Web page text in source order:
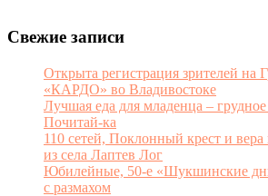
Свежие записи
Открыта регистрация зрителей на
«КАРДО» во Владивостоке
Лучшая еда для младенца –
Почитай-ка
110 сетей, Поклонный крест и
из села Лаптев Лог
Юбилейные, 50-е «Шукшинские
с размахом